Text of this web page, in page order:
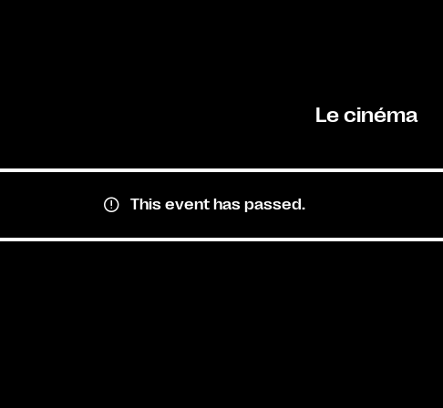
Le cinéma
This event has passed.